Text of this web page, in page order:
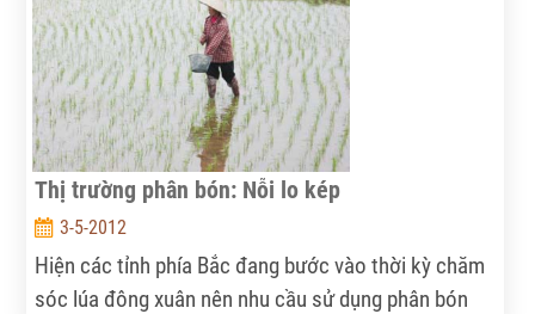
đến nay tình hình sáng sủa hẳn lên, giá cao su tăng
mạnh trở lại gần 30%.
Thị trường phân bón: Nỗi lo kép
3-5-2012
Hiện các tỉnh phía Bắc đang bước vào thời kỳ chăm
sóc lúa đông xuân nên nhu cầu sử dụng phân bón